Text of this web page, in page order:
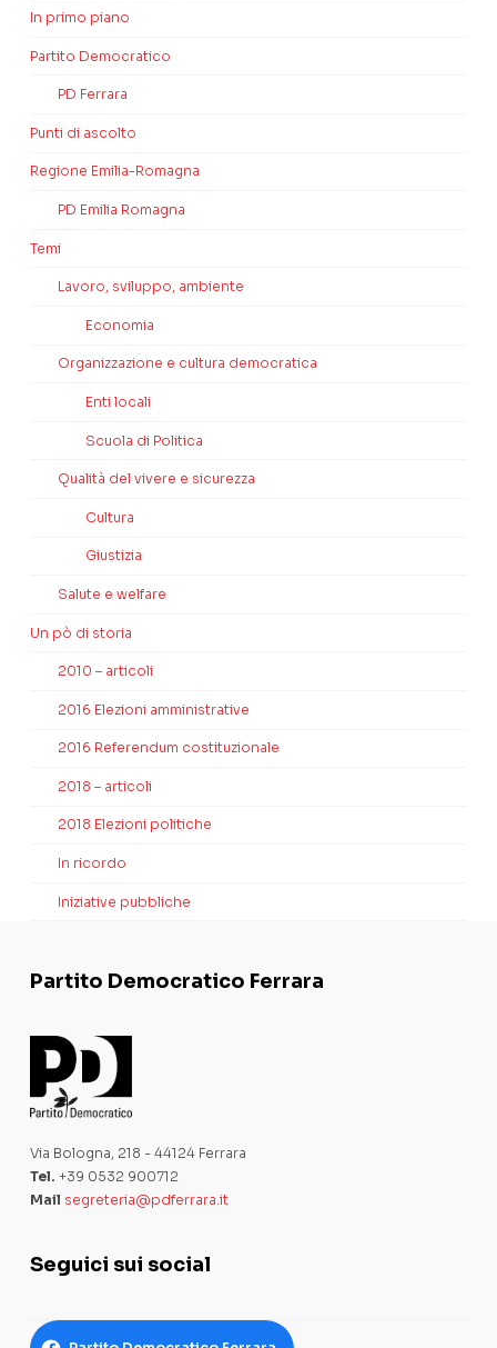
In primo piano
Partito Democratico
PD Ferrara
Punti di ascolto
Regione Emilia-Romagna
PD Emilia Romagna
Temi
Lavoro, sviluppo, ambiente
Economia
Organizzazione e cultura democratica
Enti locali
Scuola di Politica
Qualità del vivere e sicurezza
Cultura
Giustizia
Salute e welfare
Un pò di storia
2010 – articoli
2016 Elezioni amministrative
2016 Referendum costituzionale
2018 – articoli
2018 Elezioni politiche
In ricordo
Iniziative pubbliche
Partito Democratico Ferrara
Via Bologna, 218 - 44124 Ferrara
Tel. +39 0532 900712
Mail segreteria@pdferrara.it
Seguici sui social